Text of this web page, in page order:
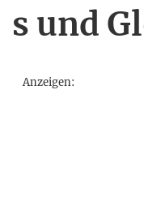
s und
Anzeigen: